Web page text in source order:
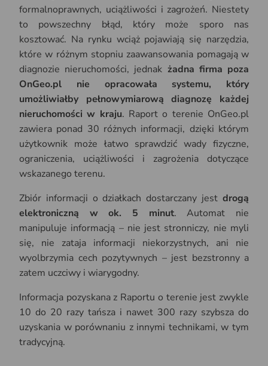
formalnoprawnych, uciążliwości i zagrożeń. Niestety
to powszechny błąd, który może sporo nas
kosztować. Na rynku wciąż pojawiają się narzędzia,
które w różnym stopniu zaawansowania pomagają w
diagnozie nieruchomości, jednak żadna firma poza
OnGeo.pl nie opracowała systemu, który
umożliwiałby pełnowymiarową diagnozę każdej
nieruchomości w kraju. Raport o terenie OnGeo.pl
zawiera ponad 30 różnych informacji, dzięki którym
użytkownik może łatwo sprawdzić wady fizyczne,
ograniczenia, uciążliwości i zagrożenia dotyczące
wskazanego terenu.
Zbiór informacji o działkach dostarczany jest drogą
elektroniczną w ok. 5 minut. Automat nie
manipuluje informacją – nie jest stronniczy, nie myli
się, nie zataja informacji niekorzystnych, ani nie
wyolbrzymia cech pozytywnych – jest bezstronny a
zatem uczciwy i wiarygodny.
Informacja pozyskana z Raportu o terenie jest zwykle
10 do 20 razy tańsza i nawet 300 razy szybsza do
uzyskania w porównaniu z innymi technikami, w tym
tradycyjną.